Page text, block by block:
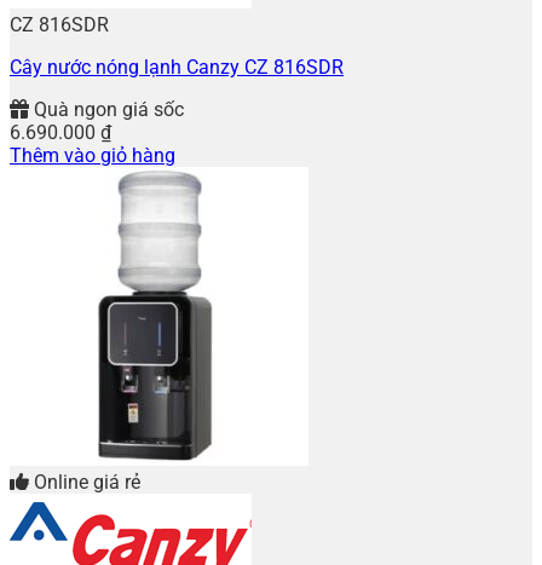
CZ 816SDR
Cây nước nóng lạnh Canzy CZ 816SDR
Quà ngon giá sốc
6.690.000 ₫
Thêm vào giỏ hàng
Online giá rẻ